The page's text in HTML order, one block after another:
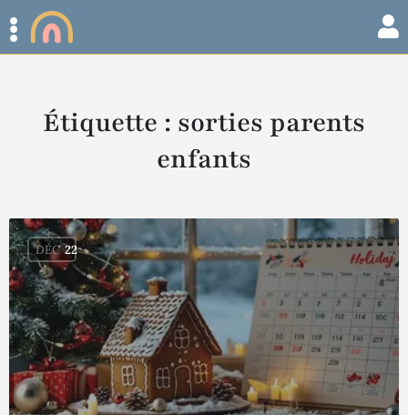
Étiquette : sorties parents
enfants
DÉC 22